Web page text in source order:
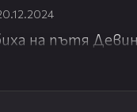
на пътя